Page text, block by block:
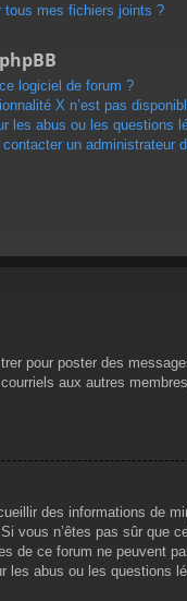
tous mes fichiers joints ?
logiciel de forum ?
X n’est pas
les abus ou les questions
un administrateur
pour poster des
aux autres
des informations de
vous n’êtes pas sûr que
de ce forum ne peuvent
abus ou les questions